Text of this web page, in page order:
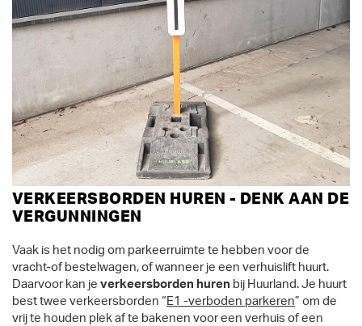
VERKEERSBORDEN HUREN - DENK AAN DE
VERGUNNINGEN
Vaak is het nodig om parkeerruimte te hebben voor de
vracht-of bestelwagen, of wanneer je een verhuislift huurt.
Daarvoor kan je verkeersborden huren bij Huurland. Je huurt
best twee verkeersborden “ E1 -verboden parkeren” om de
vrij te houden plek af te bakenen voor een verhuis of een